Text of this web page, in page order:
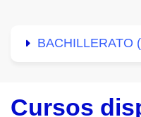
BACHILLERATO
Cursos